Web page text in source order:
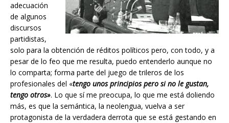
adecuación
de algunos
discursos
partidistas,
solo para la obtención de réditos políticos pero, con todo, y a
pesar de lo feo que me resulta, puedo entenderlo aunque no
lo comparta; forma parte del juego de trileros de los
profesionales del «tengo unos principios pero si no le gustan,
tengo otros». Lo que sí me preocupa, lo que me está doliendo
más, es que la semántica, la neolengua, vuelva a ser
protagonista de la verdadera derrota que se está gestando en